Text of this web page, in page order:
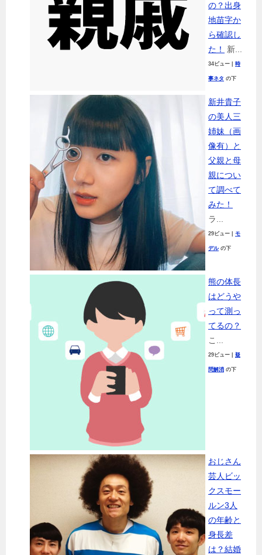
の？出身
地苗字か
ら確認し
た！
新...
34ビュー 時
事ネタ の下
新井貴子
の美人三
姉妹（画
像有）と
父親と母
親につい
て調べて
みた！
ラ...
29ビュー モ
デルの下
熊の体長
はどうや
って測っ
てるの？
こ...
29ビュー 疑
問解消 の下
おじさん
芸人ビッ
クスモー
ルン3人
の年齢と
身長差
は？結婚